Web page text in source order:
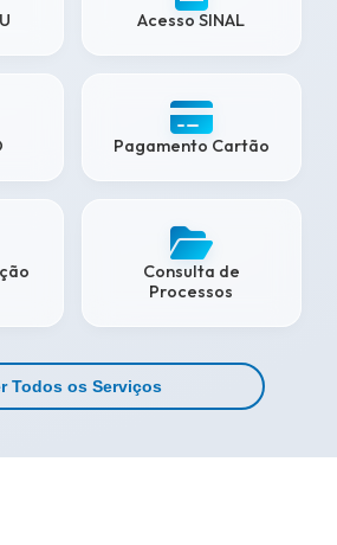
Acesso SINAL
Pagamento Cartão
Consulta de
Processos
Todos os Serviços